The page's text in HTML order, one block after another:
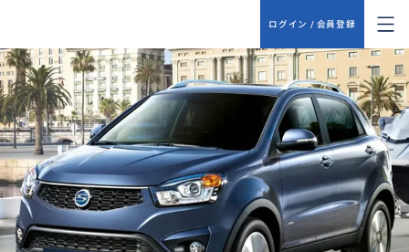
ログイン / 会員登録